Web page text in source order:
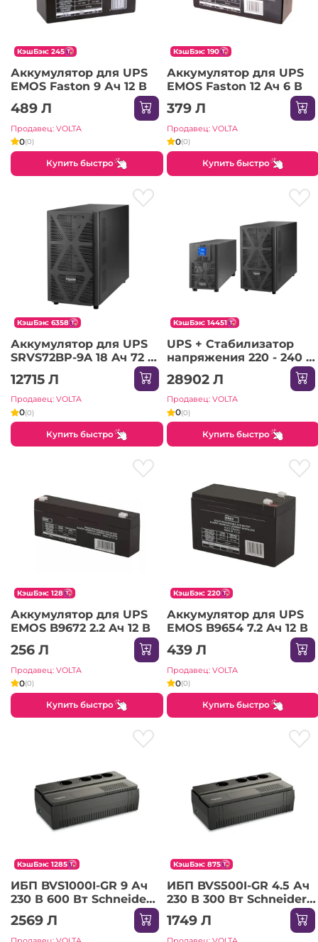
КэшБэк: 245
Аккумулятор для UPS
EMOS Faston 9 Ач 12 В
489 Л
Продавец: VOLTA
0(0)
Купить быстро
КэшБэк: 190
Аккумулятор для UPS
EMOS Faston 12 Aч 6 В
379 Л
Продавец: VOLTA
0(0)
Купить быстро
КэшБэк: 6358
Аккумулятор для UPS
SRVS72BP-9A 18 Aч 72 В
Electric
12715 Л
Продавец: VOLTA
0(0)
Купить быстро
КэшБэк: 14451
UPS + Стабилизатор
напряжения 220 - 240 В
Electric
28902 Л
Продавец: VOLTA
0(0)
Купить быстро
КэшБэк: 128
Аккумулятор для UPS
EMOS B9672 2.2 Aч 12 В
256 Л
Продавец: VOLTA
0(0)
Купить быстро
КэшБэк: 220
Аккумулятор для UPS
EMOS B9654 7.2 Aч 12 В
439 Л
Продавец: VOLTA
0(0)
Купить быстро
КэшБэк: 1285
ИБП BVS1000I-GR 9 Ач
230 В 600 Вт Schneider-
Electric
2569 Л
КэшБэк: 875
ИБП BVS500I-GR 4.5 Ач
230 В 300 Вт Schneider-
Electric
1749 Л